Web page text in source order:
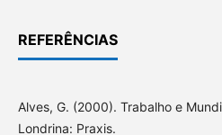
REFERÊNCIAS
Alves, G. (2000). Trabalho e
Londrina: Praxis.